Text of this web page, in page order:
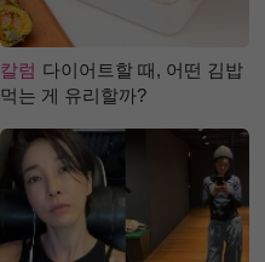
칼럼 다이어트할 때, 어떤 김밥
먹는 게 유리할까?